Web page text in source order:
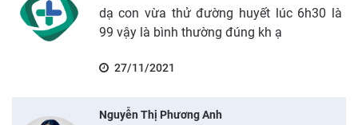
dạ con vừa thử đường huyết lúc 6h30 là
99 vậy là bình thường đúng kh ạ
27/11/2021
Nguyễn Thị Phương Anh